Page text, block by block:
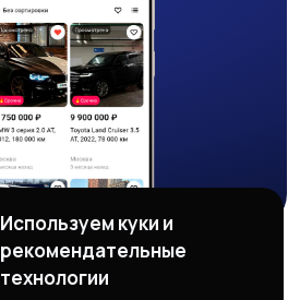
Используем куки и
рекомендательные
технологии